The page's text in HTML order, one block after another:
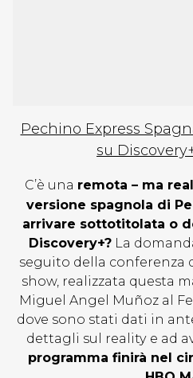
Pechino Express
su
C’è una remota – ma
versione spagnola di
arrivare sottotitolata o
Discovery+? La
seguito della conferenza
show, realizzata questa
Miguel Angel Muñoz al
dove sono stati dati in
dettagli sul reality e ad
programma finirà nel